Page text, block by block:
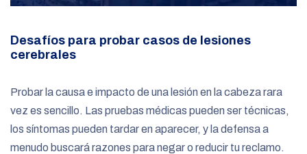
Desafíos para probar casos de lesiones
cerebrales
Probar la causa e impacto de una lesión en la cabeza rara
vez es sencillo. Las pruebas médicas pueden ser técnicas,
los síntomas pueden tardar en aparecer, y la defensa a
menudo buscará razones para negar o reducir tu reclamo.